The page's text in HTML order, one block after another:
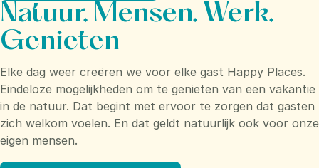
Natuur. Mensen. Werk.
Genieten
Elke dag weer creëren we voor elke gast Happy Places.
Eindeloze mogelijkheden om te genieten van een vakantie
in de natuur. Dat begint met ervoor te zorgen dat gasten
zich welkom voelen. En dat geldt natuurlijk ook voor onze
eigen mensen.